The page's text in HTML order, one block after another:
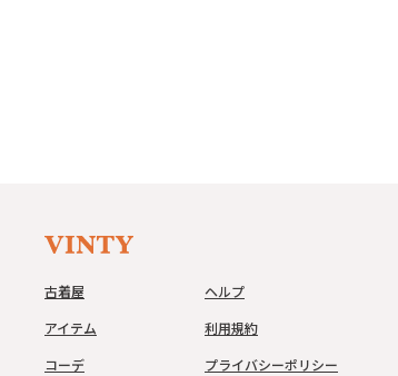
古着屋
アイテム
コーデ
ヘルプ
利用規約
プライバシーポリシー